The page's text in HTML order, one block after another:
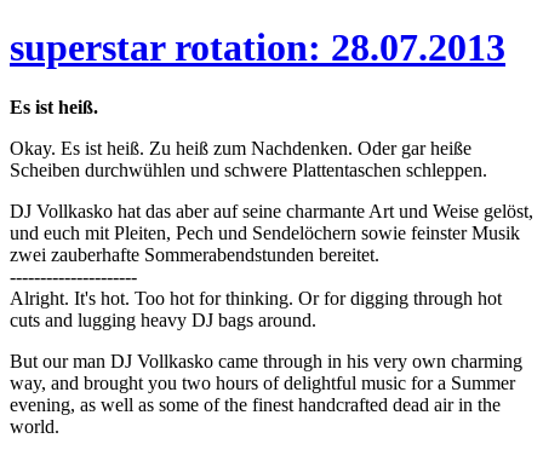
superstar rotation: 28.07.2013
Es ist heiß.
Okay. Es ist heiß. Zu heiß zum Nachdenken. Oder gar heiße
Scheiben durchwühlen und schwere Plattentaschen schleppen.
DJ Vollkasko hat das aber auf seine charmante Art und Weise gelöst,
und euch mit Pleiten, Pech und Sendelöchern sowie feinster Musik
zwei zauberhafte Sommerabendstunden bereitet.
---------------------
Alright. It's hot. Too hot for thinking. Or for digging through hot
cuts and lugging heavy DJ bags around.
But our man DJ Vollkasko came through in his very own charming
way, and brought you two hours of delightful music for a Summer
evening, as well as some of the finest handcrafted dead air in the
world.